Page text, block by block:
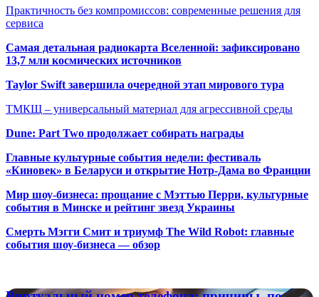
Практичность без компромиссов: современные решения для
сервиса
Самая детальная радиокарта Вселенной: зафиксировано
13,7 млн космических источников
Taylor Swift завершила очередной этап мирового тура
ТМКЩ – универсальный материал для агрессивной среды
Dune: Part Two продолжает собирать награды
Главные культурные события недели: фестиваль
«Киновек» в Беларуси и открытие Нотр-Дама во Франции
Мир шоу-бизнеса: прощание с Мэттью Перри, культурные
события в Минске и рейтинг звезд Украины
Смерть Мэгги Смит и триумф The Wild Robot: главные
события шоу-бизнеса — обзор
Виртуальный